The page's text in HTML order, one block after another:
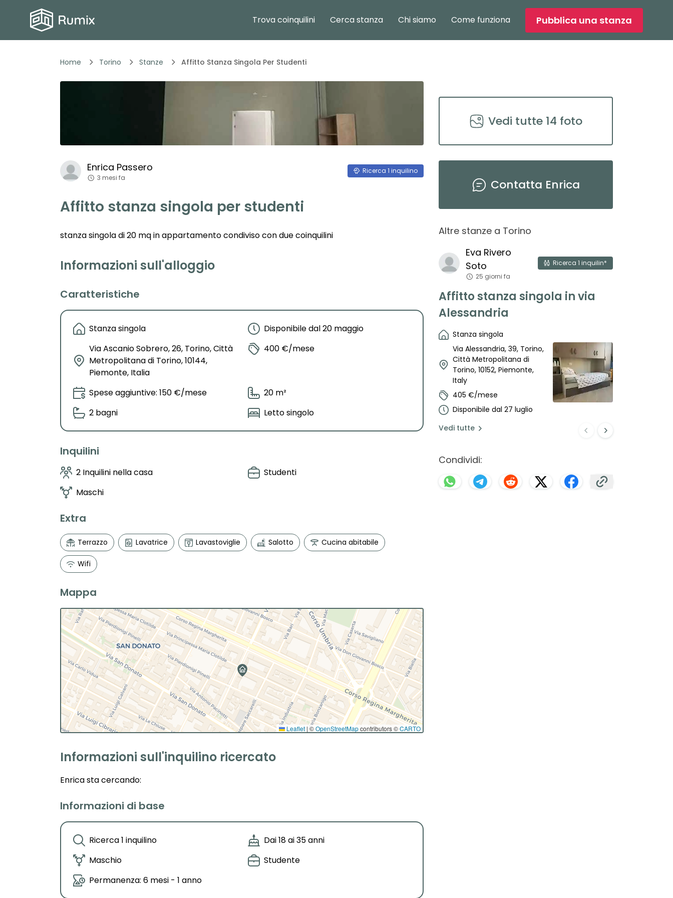
Trova coinquilini Cerca stanza Chi siamo Come funziona Pubblica una stanza
Home Torino Stanze Affitto Stanza Singola Per Studenti
Vedi tutte 14 foto
Enrica Passero
3 mesi fa
Ricerca 1 inquilino
Affitto stanza singola per studenti
stanza singola di 20 mq in appartamento condiviso con due coinquilini
Informazioni sull'alloggio
Caratteristiche
Stanza singola
Disponibile dal 20 maggio
Via Ascanio Sobrero, 26, Torino, Città
Metropolitana di Torino, 10144,
Piemonte, Italia
400 €/mese
Spese aggiuntive: 150 €/mese
20 m²
2 bagni
Letto singolo
Inquilini
2 Inquilini nella casa
Studenti
Maschi
Extra
Terrazzo Lavatrice Lavastoviglie Salotto Cucina abitabile
Wifi
Mappa
Leaflet |©OpenStreetMapcontributors ©CARTO
Informazioni sull'inquilino ricercato
Enricasta cercando:
Informazioni di base
Ricerca 1 inquilino
Dai 18 ai 35 anni
Maschio
Studente
Permanenza: 6 mesi - 1 anno
Contatta Enrica
Altre stanze a Torino
Eva Rivero
Soto
25 giorni fa
Ricerca 1 inquilin*
Affitto stanza singola in via
Alessandria
Stanza singola
Via Alessandria, 39, Torino,
Città Metropolitana di
Torino, 10152, Piemonte,
Italy
405 €/mese
Disponibile dal 27 luglio
Vedi tutte
Condividi: